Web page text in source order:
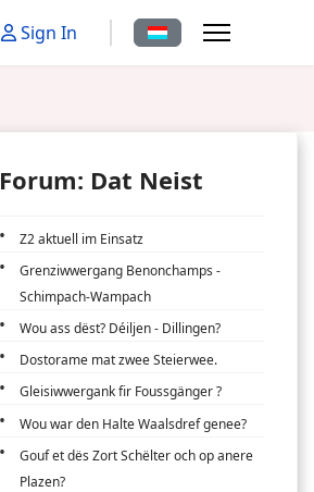
Sign In Sprache auswählen
Forum: Dat Neist
Z2 aktuell im Einsatz
Grenziwwergang Benonchamps -
Schimpach-Wampach
Wou ass dëst? Déiljen - Dillingen?
Dostorame mat zwee Steierwee.
Gleisiwwergank fir Foussgänger ?
Wou war den Halte Waalsdref genee?
Gouf et dës Zort Schëlter och op anere
Plazen?